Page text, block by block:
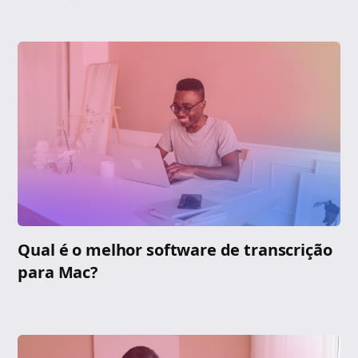
Qual é o melhor software de transcrição
para Mac?